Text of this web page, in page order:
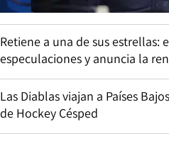
Retiene a una de sus estrellas:
especulaciones y anuncia la
Las Diablas viajan a Países
de Hockey Césped